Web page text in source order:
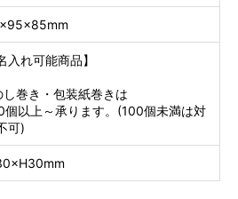
入れ可能商品】
巻き・包装紙巻きは
個以上～承ります。(100個未満は対
可)